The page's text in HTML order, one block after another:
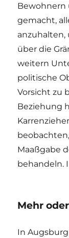
Bewohnern
gemacht,
über die
weitern
politische
Vorsicht zu
Beziehung
Maaßgabe
behandeln.
Mehr
In